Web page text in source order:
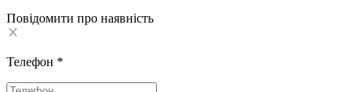
Повідомити про наявність
Телефон *